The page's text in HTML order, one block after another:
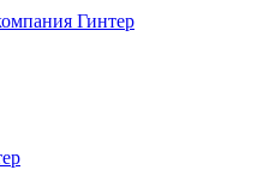
Гинтер